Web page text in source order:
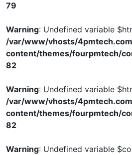
79
Warning: Undefined variable
/var/www/vhosts/
content/themes/fourpmtech/
82
Warning: Undefined variable
/var/www/vhosts/
content/themes/fourpmtech/
82
Warning: Undefined variable